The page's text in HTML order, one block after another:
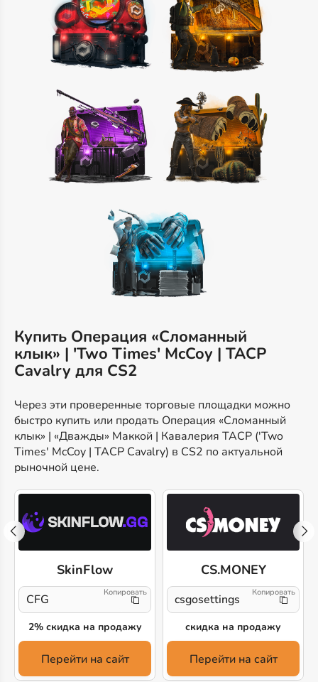
Купить Операция «Сломанный
клык» | 'Two Times' McCoy | TACP
Cavalry для CS2
Через эти проверенные торговые площадки можно
быстро купить или продать Операция «Сломанный
клык» | «Дважды» Маккой | Кавалерия TACP ('Two
Times' McCoy | TACP Cavalry) в CS2 по актуальной
рыночной цене.
SkinFlow
CFG
2% скидка на продажу
Перейти на сайт
CS.MONEY
csgosettings
скидка на продажу
Перейти на сайт